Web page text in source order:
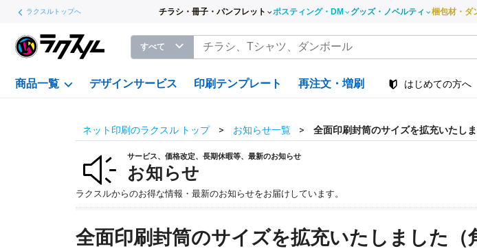
ラクスルトップへ チラシ・冊子・パンフレット ポスティング・DM グッズ・ノベルティ 梱包材・ダ
すべて
商品一覧 デザインサービス 印刷テンプレート 再注文・増刷 はじめての方へ
ネット印刷のラクスル トップ お知らせ一覧 全面印刷封筒のサイズを拡充いたし
サービス、価格改定、長期休暇等、最新のお知らせ
お知らせ
ラクスルからのお得な情報・最新のお知らせをお届けしています。
全面印刷封筒のサイズを拡充いたしました